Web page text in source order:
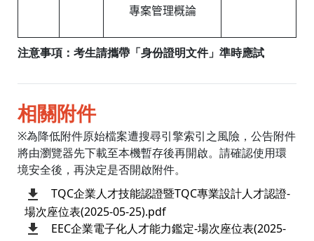
專案管理概論
注意事項：考生請攜帶「身份證明文件」準時應試
相關附件
※為降低附件原始檔案遭搜尋引擎索引之風險，公告附件
將由瀏覽器先下載至本機暫存後再開啟。請確認使用環
境安全後，再決定是否開啟附件。
TQC企業人才技能認證暨TQC專業設計人才認證-
場次座位表(2025-05-25).pdf
EEC企業電子化人才能力鑑定-場次座位表(2025-